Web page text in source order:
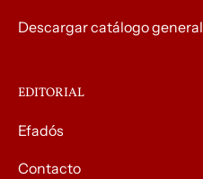
Descargar catálogo general
EDITORIAL
Efadós
Contacto